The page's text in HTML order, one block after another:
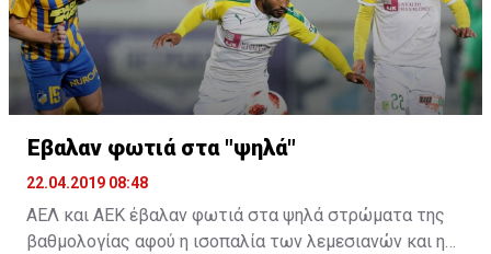
Έβαλαν φωτιά στα "ψηλά"
22.04.2019 08:48
ΑΕΛ και ΑΕΚ έβαλαν φωτιά στα ψηλά στρώματα της
βαθμολογίας αφού η ισοπαλία των λεμεσιανών και η